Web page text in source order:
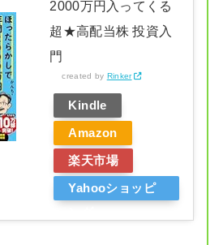
2000万円入ってくる
超★高配当株 投資入
門
created by Rinker
Kindle
Amazon
楽天市場
Yahooショッピ